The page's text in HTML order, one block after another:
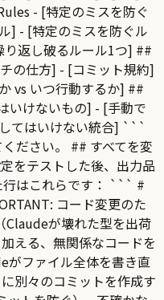
- [特定のミスを防ぐ
] - [特定のミスを防ぐル
返し破るルール1つ] ##
の仕方] - [コミット規約]
vs いつ行動するか] ##
いけないもの] - [手動で
てはいけない統合] ```
ださい。 ## すべてを変
をテストした後、出力品
行はこれらです： ``` #
コード変更のた
Claudeが壊れた型を出荷
える、無関係なコードを
がファイル全体を書き直
別々のコミットを作成す